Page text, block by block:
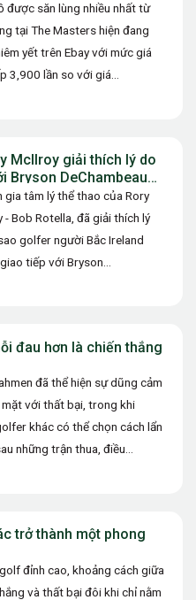
được săn lùng nhiều nhất từ
tại The Masters hiện đang
yết trên Ebay với mức giá
3,900 lần so với giá…
McIlroy giải thích lý do
Bryson DeChambeau
gia tâm lý thể thao của Rory
- Bob Rotella, đã giải thích lý
golfer người Bắc Ireland
tiếp với Bryson
đau hơn là chiến thắng
đã thể hiện sự dũng cảm
với thất bại, trong khi
khác có thể chọn cách lẩn
những trận thua, điều…
trở thành một phong
đỉnh cao, khoảng cách giữa
và thất bại đôi khi chỉ nằm